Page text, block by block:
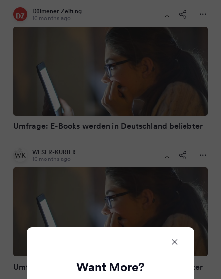
Dülmener Zeitung
10 months ago
Umfrage: E-Books werden in Deutschland beliebter
WESER-KURIER
10 months ago
Umfrage: E-Books werden in Deutschland beliebter
Want More?